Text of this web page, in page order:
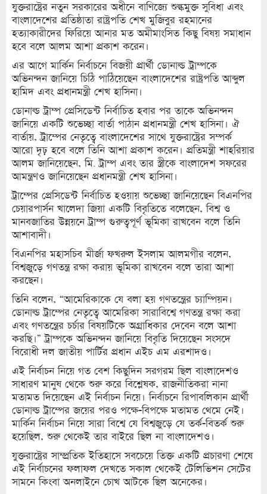
যুক্তরাষ্ট্রের নতুন সরকারের অধীনে বাণিজ্যে শুল্কমুক্ত সুবিধা এবং
বাংলাদেশের প্রতিষ্ঠাতা রাষ্ট্রপতি শেখ মুজিবুর রহমানের
হত্যাকারীদের ফিরিয়ে আনার মত অমীমাংসিত কিছু বিষয় সমাধান
হবে বলে আলম আশা প্রকাশ করেন।
এর আগে মার্কিন নির্বাচনে বিজয়ী প্রার্থী ডোনাল্ড ট্রাম্পকে
অভিনন্দন জানিয়ে চিঠি পাঠিয়েছেন বাংলাদেশের রাষ্ট্রপতি আব্দুল
হামিদ এবং প্রধানমন্ত্রী শেখ হাসিনা।
ডোনাল্ড ট্রাম্প প্রেসিডেন্ট নির্বাচিত হবার পর তাকে অভিনন্দন
জানিয়ে একটি শুভেচ্ছা বার্তা পাঠান প্রধানমন্ত্রী শেখ হাসিনা। ঐ
বার্তায়, ট্রাম্পের নেতৃত্বে বাংলাদেশের সাথে যুক্তরাষ্ট্রের সম্পর্ক
আরো দৃঢ় হবে বলে তিনি আশা প্রকাশ করেন। প্রতিমন্ত্রী শাহরিয়ার
আলম জানিয়েছেন, মি. ট্রাম্প এবং তার স্ত্রীকে বাংলাদেশ সফরের
আমন্ত্রণও জানিয়েছেন প্রধানমন্ত্রী শেখ হাসিনা।
ট্রাম্পের প্রেসিডেন্ট নির্বাচিত হওয়ায় শুভেচ্ছা জানিয়েছেন বিএনপির
চেয়ারপার্সন খালেদা জিয়া একটি বিবৃতিতে বলেছেন, বিশ্ব ও
মানবজাতির উন্নয়নে ট্রাম্প গুরুত্বপূর্ণ ভূমিকা রাখবেন বলে তিনি
আশাবাদী।
বিএনপির মহাসচিব মীর্জা ফখরুল ইসলাম আলমগীর বলেন,
বিশ্বজুড়ে গণতন্ত্র রক্ষা করায় ভূমিকা রাখবেন বলে তারা আশা
করছেন।
তিনি বলেন, “আমেরিকাকে যে বলা হয় গণতন্ত্রের চ্যাম্পিয়ন।
ডোনাল্ড ট্রাম্পের নেতৃত্বে আমেরিকা সারাবিশ্বে গণতন্ত্র রক্ষা করা
এবং গণতন্ত্রের চর্চার বিষয়টিকে অগ্রাধিকার দেবেন বলে আশা
করছি।” ট্রাম্পকে অভিনন্দন জানিয়ে বিবৃতি দিয়েছেন সংসদে
বিরোধী দল জাতীয় পার্টির প্রধান এইচ এম এরশাদও।
এই নির্বাচন নিয়ে গত বেশ কিছুদিন সরগরম ছিল বাংলাদেশও
সাধারণ মানুষ থেকে শুরু করে বিশ্লেষক, রাজনীতিকরা নানা
মতামত দিয়েছেন এই নির্বাচন নিয়ে। নির্বাচনে রিপাবলিকান প্রার্থী
ডোনাল্ড ট্রাম্পের জয়ের পরও পক্ষে-বিপক্ষে মতামত থেমে নেই।
মার্কিন নির্বাচন নিয়ে সারা বিশ্বে যে বিশ্বজুড়ে যে তর্ক-বিতর্ক শুরু
হয়েছিল, শুরু থেকেই তার বাইরে ছিল না বাংলাদেশও।
যুক্তরাষ্ট্রের সাম্প্রতিক ইতিহাসে সবচেয়ে তিক্ত একটি প্রচারণা শেষে
এই নির্বাচনের ফলাফল দেখতে সকাল থেকেই টেলিভিশন সেটের
সামনে কিংবা অনলাইনে চোখ আটকে ছিল অনেকের।